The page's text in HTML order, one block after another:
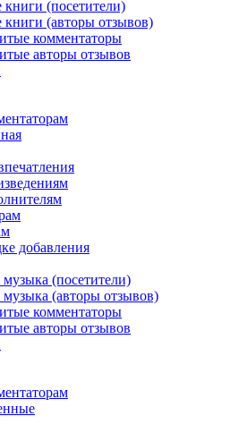
(посетители)
(авторы отзывов)
комментаторы
авторы отзывов
добавления
(посетители)
(авторы отзывов)
комментаторы
авторы отзывов